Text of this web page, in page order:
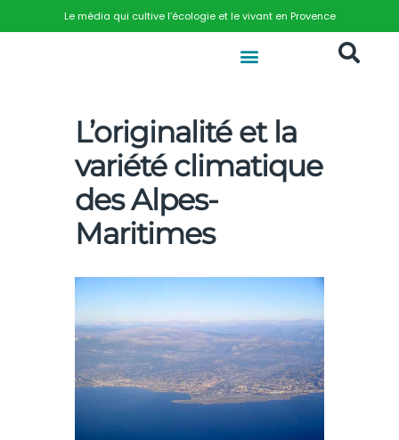
Le média qui cultive l’écologie et le vivant en Provence
L’originalité et la
variété climatique
des Alpes-
Maritimes